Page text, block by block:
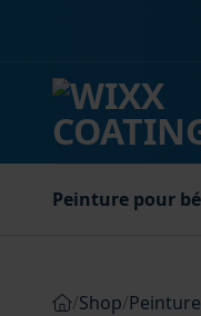
Peinture pour
/Shop/Peinture